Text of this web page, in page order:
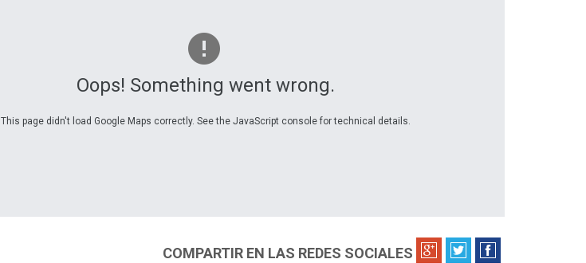
Oops! Something went wrong.
This page didn't load Google Maps correctly. See the JavaScript console for technical details.
COMPARTIR EN LAS REDES SOCIALES